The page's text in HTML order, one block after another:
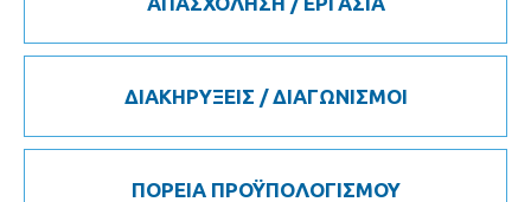
ΔΙΑΚΗΡΥΞΕΙΣ / ΔΙΑΓΩΝΙΣΜΟΙ
ΠΟΡΕΙΑ ΠΡΟΫΠΟΛΟΓΙΣΜΟΥ